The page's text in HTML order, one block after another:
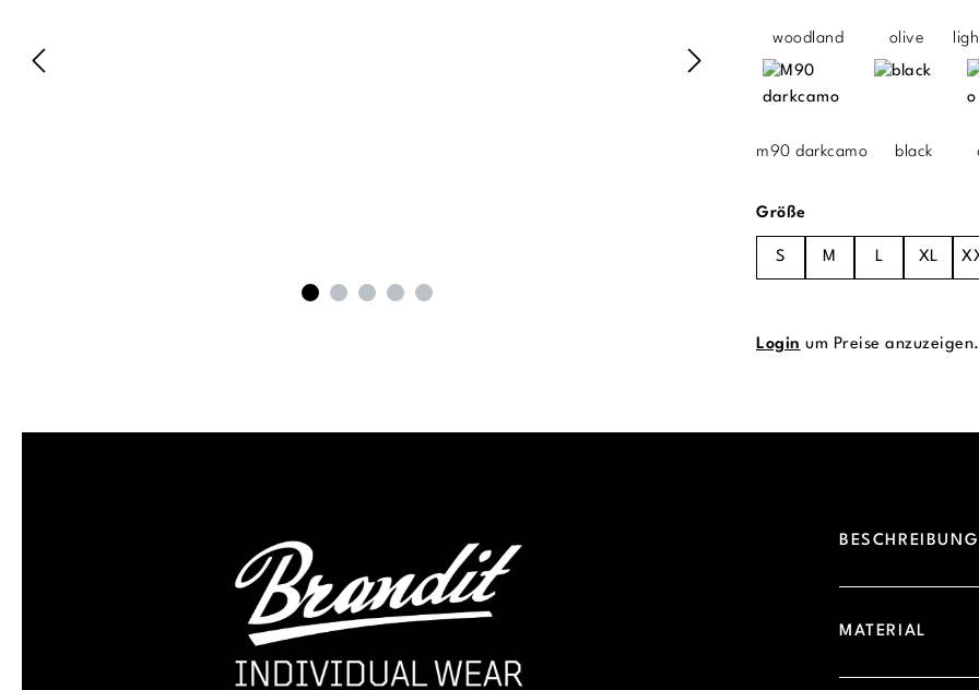
woodland olive
m90 darkcamo black
Größeauswählen
S M L XL
Login um Preise anzuzeigen.
BESCHREIBUNG
MATERIAL